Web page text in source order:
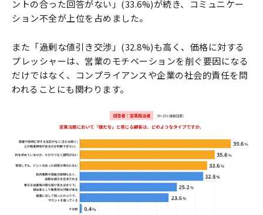
ントの合った回答がない」(33.6%)が続き、コミュニケー
ション不全が上位を占めました。
また「過剰な値引き交渉」(32.8%)も高く、価格に対する
プレッシャーは、営業のモチベーションを削ぐ要因になる
だけではなく、コンプライアンスや企業の社会的責任を問
われることにも関わります。